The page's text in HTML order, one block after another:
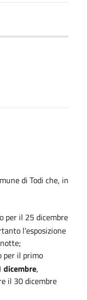
di Todi che, in
per il 25 dicembre
l'esposizione
per il primo
dicembre,
il 30 dicembre